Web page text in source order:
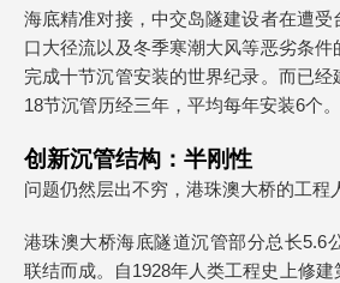
海底精准对接，中交岛隧建设者在遭受
口大径流以及冬季寒潮大风等恶劣条
完成十节沉管安装的世界纪录。而已经
18节沉管历经三年，平均每年安装6个。
创新沉管结构：半刚性
问题仍然层出不穷，港珠澳大桥的工程
港珠澳大桥海底隧道沉管部分总长5.6
联结而成。自1928年人类工程史上修